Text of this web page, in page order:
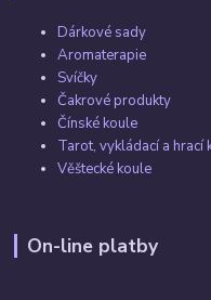
Dárkové sady
Aromaterapie
Svíčky
Čakrové produkty
Čínské koule
Tarot, vykládací a hrací
Věštecké koule
On-line platby